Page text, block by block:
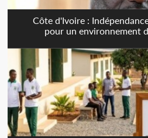
Côte d'Ivoire :
pour un environnement